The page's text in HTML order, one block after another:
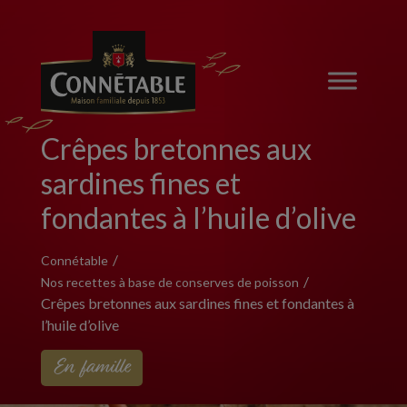
Crêpes bretonnes aux
sardines fines et
fondantes à l’huile d’olive
Connétable
Nos recettes à base de conserves de poisson
Crêpes bretonnes aux sardines fines et fondantes à
l’huile d’olive
En famille